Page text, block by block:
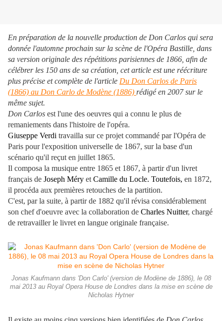
En préparation de la nouvelle production de Don Carlos qui sera
donnée l'automne prochain sur la scène de l'Opéra Bastille, dans
sa version originale des répétitions parisiennes de 1866, afin de
célébrer les 150 ans de sa création, cet article est une réécriture
plus précise et complète de l'article Du Don Carlos de Paris
(1866) au Don Carlo de Modène (1886) rédigé en 2007 sur le
même sujet.
Don Carlos est l'une des oeuvres qui a connu le plus de
remaniements dans l'histoire de l'opéra.
Giuseppe Verdi travailla sur ce projet commandé par l'Opéra de
Paris pour l'exposition universelle de 1867, sur la base d'un
scénario qu'il reçut en juillet 1865.
Il composa la musique entre 1865 et 1867, à partir d'un livret
français de Joseph Méry et Camille du Locle. Toutefois, en 1872,
il procéda aux premières retouches de la partition.
C'est, par la suite, à partir de 1882 qu'il révisa considérablement
son chef d'oeuvre avec la collaboration de Charles Nuitter, chargé
de retravailler le livret en langue originale française.
Jonas Kaufmann dans 'Don Carlo' (version de Modène de 1886), le 08
mai 2013 au Royal Opera House de Londres dans la mise en scène de
Nicholas Hytner